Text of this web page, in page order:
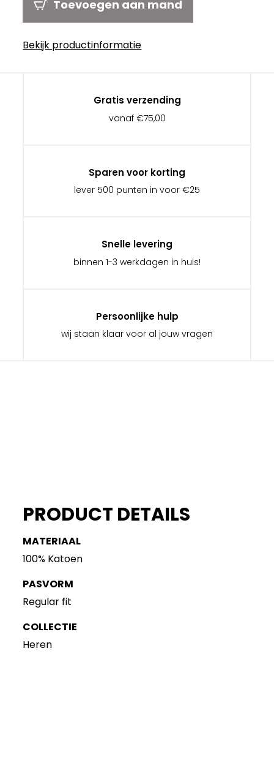
Toevoegen aan mand
Bekijk productinformatie
Gratis verzending
vanaf €75,00
Sparen voor korting
lever 500 punten in voor €25
Snelle levering
binnen 1-3 werkdagen in huis!
Persoonlijke hulp
wij staan klaar voor al jouw vragen
PRODUCT DETAILS
MATERIAAL
100% Katoen
PASVORM
Regular fit
COLLECTIE
Heren